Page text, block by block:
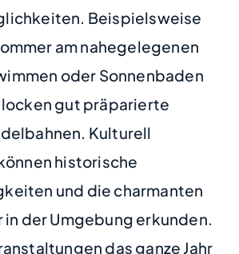
Beispielsweise
am nahegelegenen
oder Sonnenbaden
locken gut präparierte
Kulturell
historische
und die charmanten
der Umgebung erkunden.
das ganze Jahr